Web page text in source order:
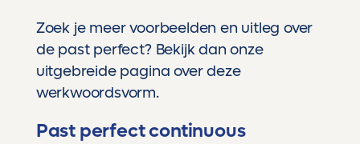
Zoek je meer voorbeelden en uitleg over
de past perfect? Bekijk danonze
uitgebreide pagina over deze
werkwoordsvorm.
Past perfect continuous